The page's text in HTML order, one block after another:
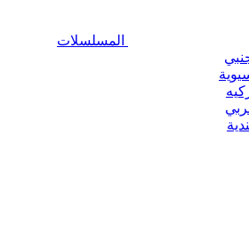
المسلسلات